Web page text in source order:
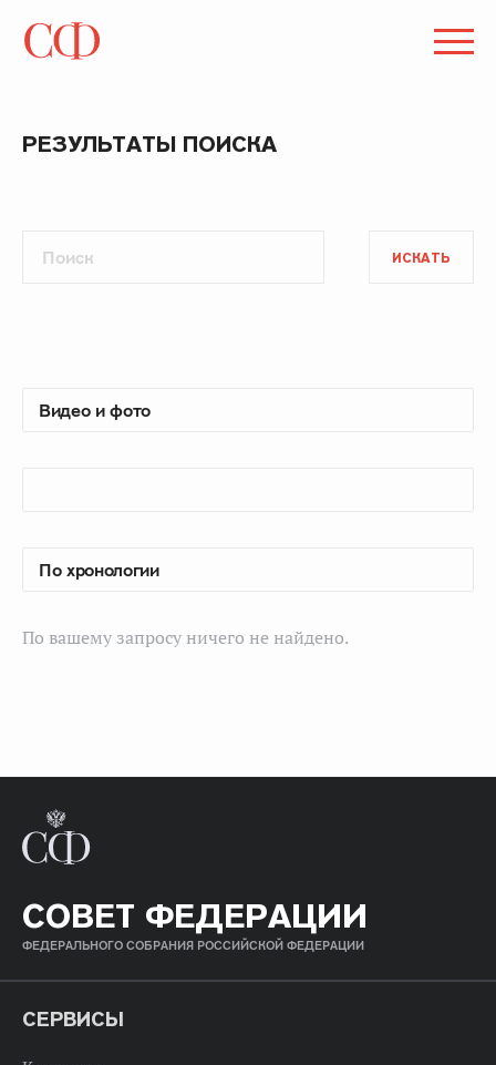
РЕЗУЛЬТАТЫ ПОИСКА
ИСКАТЬ
По вашему запросу ничего не найдено.
СОВЕТ ФЕДЕРАЦИИ
ФЕДЕРАЛЬНОГО СОБРАНИЯ РОССИЙСКОЙ ФЕДЕРАЦИИ
СЕРВИСЫ